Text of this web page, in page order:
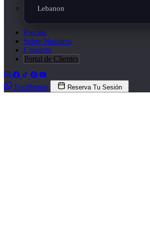
Lebanon
Precios
Sobre Nosotros
Contacto
Portal de Clientes
Escríbenos Reserva Tu Sesión